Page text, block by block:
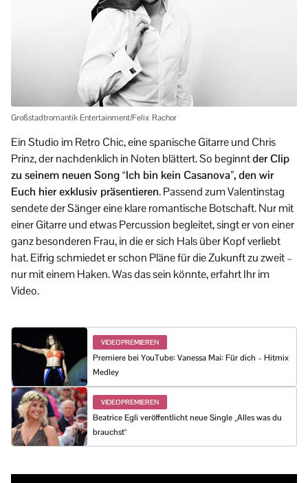
Großstadtromantik Entertainment/Felix Rachor
Ein Studio im Retro Chic, eine spanische Gitarre und Chris
Prinz, der nachdenklich in Noten blättert. So beginntder Clip
zu seinem neuen Song “Ich bin kein Casanova”, den wir
Euch hier exklusiv präsentieren. Passend zum Valentinstag
sendete der Sänger eine klare romantische Botschaft. Nur mit
einer Gitarre und etwas Percussion begleitet, singt er von einer
ganz besonderen Frau, in die er sich Hals über Kopf verliebt
hat. Eifrig schmiedet er schon Pläne für die Zukunft zu zweit –
nur mit einem Haken. Was das sein könnte, erfahrt Ihr im
Video.
VIDEOPREMIEREN
Premiere bei YouTube: Vanessa Mai: Für dich – Hitmix
Medley
VIDEOPREMIEREN
Beatrice Egli veröffentlicht neue Single „Alles was du
brauchst“